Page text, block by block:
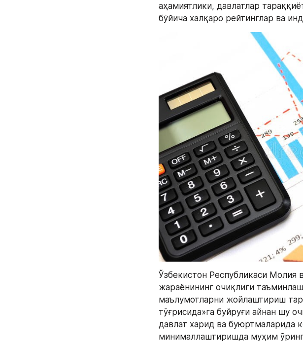
аҳамиятлики, давлатлар
бўйича халқаро рейтинглар ва
Ўзбекистон Республикаси Молия
жараёнининг очиқлиги
маълумотларни жойлаштириш
тўғрисида»га буйруғи айнан шу
давлат харид ва буюртмаларида
минималлаштиришда муҳим